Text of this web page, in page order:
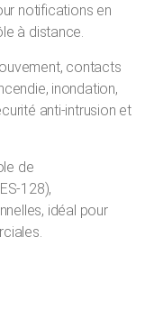
notifications en
à distance.
contacts
inondation,
anti-intrusion et
de
128),
idéal pour